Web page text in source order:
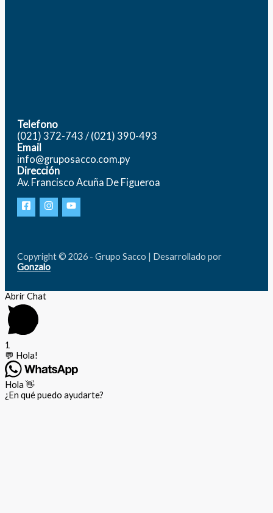
Telefono
(021) 372-743 / (021) 390-493
Email
info@gruposacco.com.py
Dirección
Av. Francisco Acuña De Figueroa
Copyright © 2026 - Grupo Sacco | Desarrollado por
Gonzalo
Abrir Chat
1
💬 Hola!
Hola 👋
¿En qué puedo ayudarte?